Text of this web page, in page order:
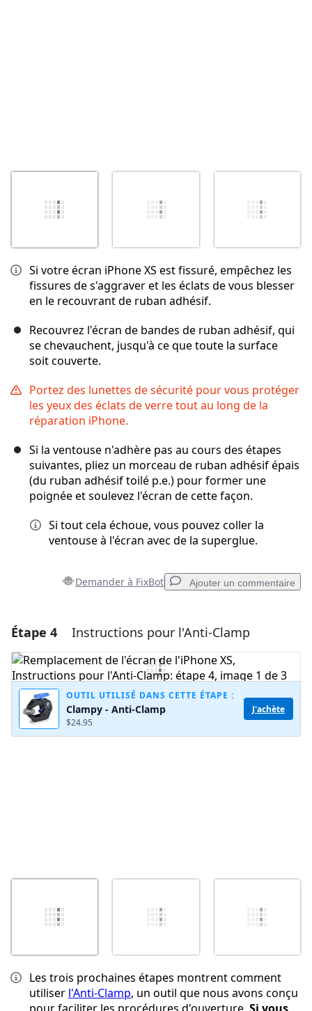
Si votre écran iPhone XS est fissuré, empêchez les
fissures de s'aggraver et les éclats de vous blesser
en le recouvrant de ruban adhésif.
Recouvrez l'écran de bandes de ruban adhésif, qui
se chevauchent, jusqu'à ce que toute la surface
soit couverte.
Portez des lunettes de sécurité pour vous protéger
les yeux des éclats de verre tout au long de la
réparation iPhone.
Si la ventouse n'adhère pas au cours des étapes
suivantes, pliez un morceau de ruban adhésif épais
(du ruban adhésif toilé p.e.) pour former une
poignée et soulevez l'écran de cette façon.
Si tout cela échoue, vous pouvez coller la
ventouse à l'écran avec de la superglue.
Demander à FixBot Ajouter un commentaire
Ajouter un commentaire
Ajouter un commentaire
Étape 4 Instructions pour l'Anti-Clamp
OUTIL UTILISÉ DANS CETTE ÉTAPE :
Clampy - Anti-Clamp
$24.95
J'achète
Les trois prochaines étapes montrent comment
utiliser l'Anti-Clamp, un outil que nous avons conçu